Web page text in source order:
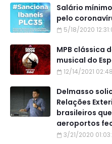
Salário
pelo
5/18/2020
MPB clássica
musical do
12/14/2021
Delmasso
Relações
brasileiros
aeroportos
3/21/2020